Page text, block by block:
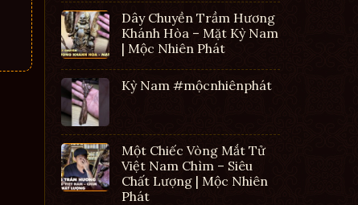
Dây Chuyền Trầm Hương
Khánh Hòa – Mặt Kỳ Nam
| Mộc Nhiên Phát
Kỳ Nam #mộcnhiênphát
Một Chiếc Vòng Mắt Tử
Việt Nam Chìm – Siêu
Chất Lượng | Mộc Nhiên
Phát